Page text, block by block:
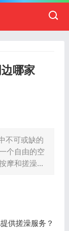
哪家
不可或缺的
个自由的空
摩和搓澡...